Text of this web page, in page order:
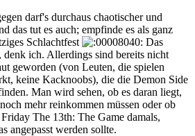
darf's durchaus chaotischer und
das tut es auch; empfinde es als ganz
Schlachtfest
Das
denk ich. Allerdings sind bereits nicht
geworden (von Leuten, die spielen
keine Kacknoobs), die die Demon Side
Man wird sehen, ob es daran liegt,
mehr reinkommen müssen oder ob
The 13th: The Game damals,
angepasst werden sollte.